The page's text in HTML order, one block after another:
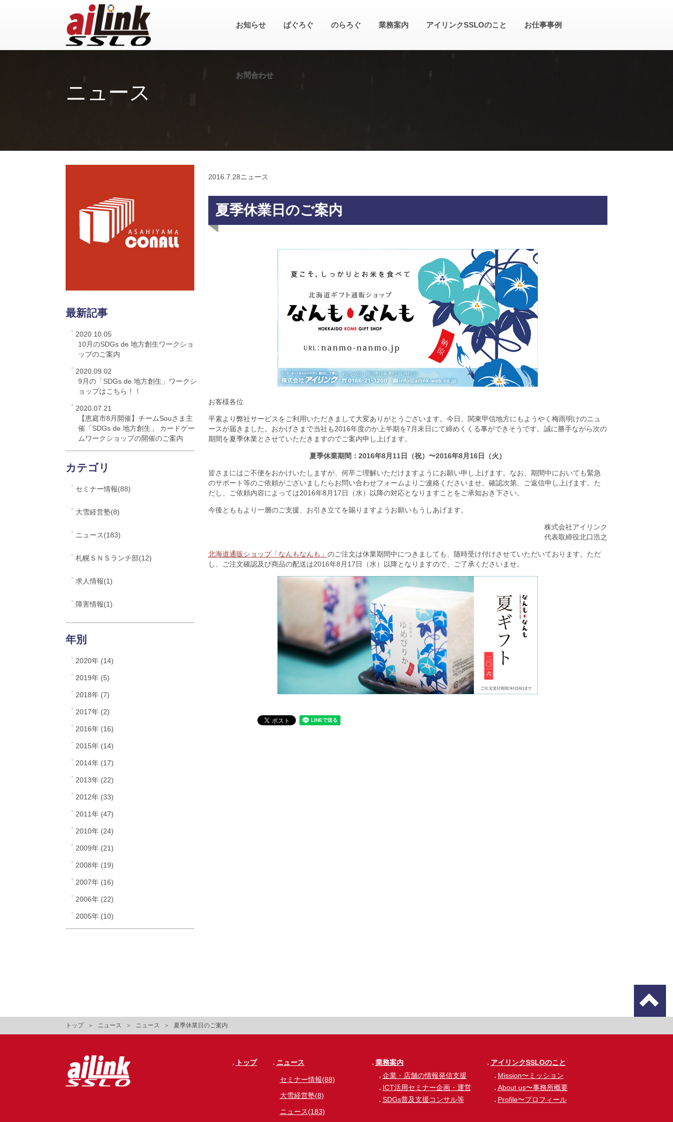
お知らせ ぱぐろぐ のらろぐ 業務案内 アイリンクSSLOのこと お仕事事例
お問合わせ
ニュース
2016. 7.28ニュース
夏季休業日のご案内
お客様各位
平素より弊社サービスをご利用いただきまして大変ありがとうございます。今日、関東甲信地方にもようやく梅雨明けのニュ
ースが届きました。おかげさまで当社も2016年度のか上半期を7月末日にて締めくくる事ができそうです。誠に勝手ながら次の
期間を夏季休業とさせていただきますのでご案内申し上げます。
夏季休業期間：2016年8月11日（祝）〜2016年8月16日（火）
皆さまにはご不便をおかけいたしますが、何卒ご理解いただけますようにお願い申し上げます。なお、期間中においても緊急
のサポート等のご依頼がございましたらお問い合わせフォームよりご連絡くださいませ。確認次第、ご返信申し上げます。た
だし、ご依頼内容によっては2016年8月17日（水）以降の対応となりますことをご承知おき下さい。
今後とももより一層のご支援、お引き立てを賜りますようお願いもうしあげます。
株式会社アイリンク
代表取締役北口浩之
北海道通販ショップ「なんもなんも」 のご注文は休業期間中につきましても、随時受け付けさせていただいております。ただ
し、ご注文確認及び商品の配送は2016年8月17日（水）以降となりますので、ご了承くださいませ。
最新記事
2020.10.05
10月のSDGs de 地方創生ワークショ
ップのご案内
2020.09.02
9月の「SDGs de 地方創生」ワークシ
ョップはこちら！！
2020.07.21
【恵庭市8月開催】チームSouさま主
催「SDGs de 地方創生」 カードゲー
ムワークショップの開催のご案内
カテゴリ
セミナー情報(88)
大雪経営塾(8)
ニュース(183)
札幌ＳＮＳランチ部(12)
求人情報(1)
障害情報(1)
年別
2020年 (14)
2019年 (5)
2018年 (7)
2017年 (2)
2016年 (16)
2015年 (14)
2014年 (17)
2013年 (22)
2012年 (33)
2011年 (47)
2010年 (24)
2009年 (21)
2008年 (19)
2007年 (16)
2006年 (22)
2005年 (10)
トップ ニュース ニュース 夏季休業日のご案内
トップ ニュース
セミナー情報(88)
大雪経営塾(8)
ニュース(183)
業務案内
企業・店舗の情報発信支援
ICT活用セミナー企画・運営
SDGs普及支援コンサル等
アイリンクSSLOのこと
Mission〜ミッション
About us〜事務所概要
Profile〜プロフィール